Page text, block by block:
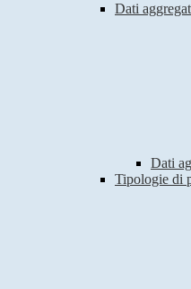
Dati
Dati
Tipologie di